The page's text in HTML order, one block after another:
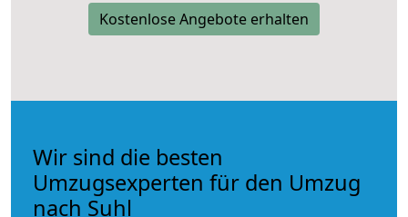
Kostenlose Angebote erhalten
Wir sind die besten
Umzugsexperten für den Umzug
nach Suhl